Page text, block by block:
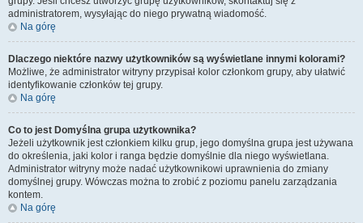
administratorem, wysyłając do niego prywatną wiadomość.
Na górę
Dlaczego niektóre nazwy użytkowników są wyświetlane innymi kolorami?
Możliwe, że administrator witryny przypisał kolor członkom grupy, aby ułatwić
identyfikowanie członków tej grupy.
Na górę
Co to jest Domyślna grupa użytkownika?
Jeżeli użytkownik jest członkiem kilku grup, jego domyślna grupa jest używana
do określenia, jaki kolor i ranga będzie domyślnie dla niego wyświetlana.
Administrator witryny może nadać użytkownikowi uprawnienia do zmiany
domyślnej grupy. Wówczas można to zrobić z poziomu panelu zarządzania
kontem.
Na górę